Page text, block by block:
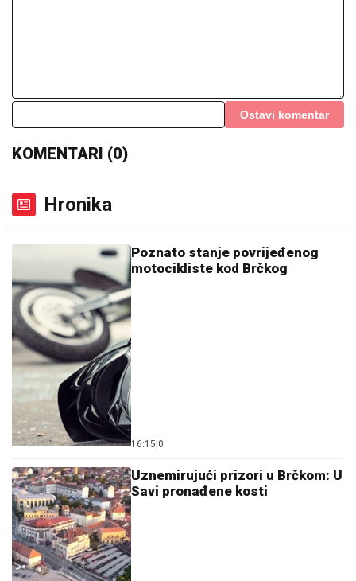
Ostavi komentar
KOMENTARI (0)
Hronika
Poznato stanje povrijeđenog
motocikliste kod Brčkog
16:15 0
Uznemirujući prizori u Brčkom: U
Savi pronađene kosti